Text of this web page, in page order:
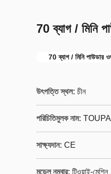
70 ব্যাগ / মিনি
70 ব্যাগ / মিনি পাউডার
উৎপত্তি স্থল: চীন
পরিচিতিমুলক নাম:
সাক্ষ্যদান: CE
মডেল নম্বার: টিওয়াই-মেশিন